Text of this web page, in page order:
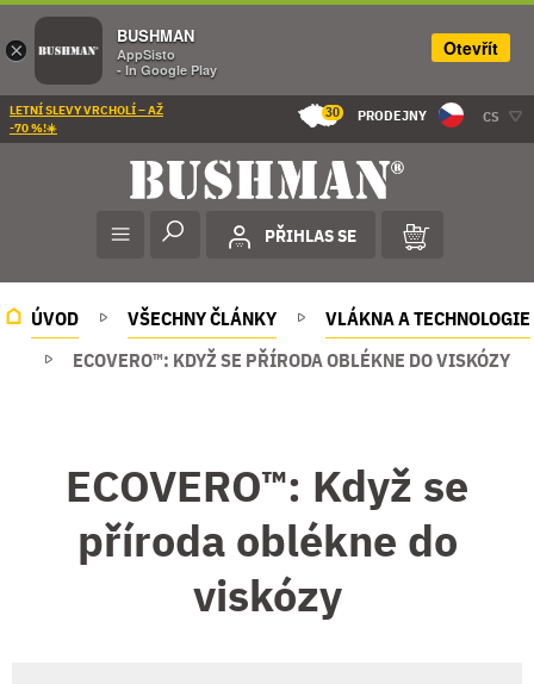
LETNÍ SLEVY VRCHOLÍ – AŽ
-70 %!☀️
30 PRODEJNY CS
PŘIHLAS SE
ÚVOD VŠECHNY ČLÁNKY
VLÁKNA A TECHNOLOGIE
ECOVERO™: KDYŽ SE PŘÍRODA OBLÉKNE DO VISKÓZY
ECOVERO™: Když se
příroda oblékne do
viskózy
×
BUSHMAN
AppSisto
- In Google Play
Otevřít